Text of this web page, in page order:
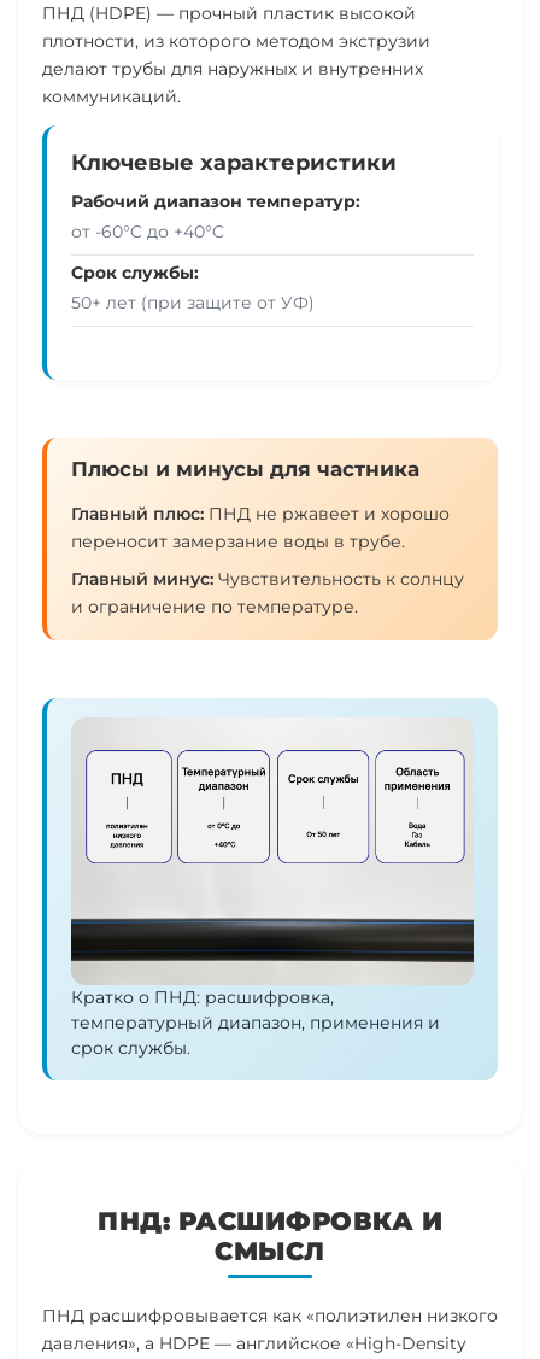
ПНД (HDPE) — прочный пластик высокой
плотности, из которого методом экструзии
делают трубы для наружных и внутренних
коммуникаций.
Ключевые характеристики
Рабочий диапазон температур:
от -60°C до +40°C
Срок службы:
50+ лет (при защите от УФ)
Плюсы и минусы для частника
Главный плюс: ПНД не ржавеет и хорошо
переносит замерзание воды в трубе.
Главный минус: Чувствительность к солнцу
и ограничение по температуре.
Кратко о ПНД: расшифровка,
температурный диапазон, применения и
срок службы.
ПНД: РАСШИФРОВКА И
СМЫСЛ
ПНД расшифровывается как «полиэтилен низкого
давления», а HDPE — английское «High-Density